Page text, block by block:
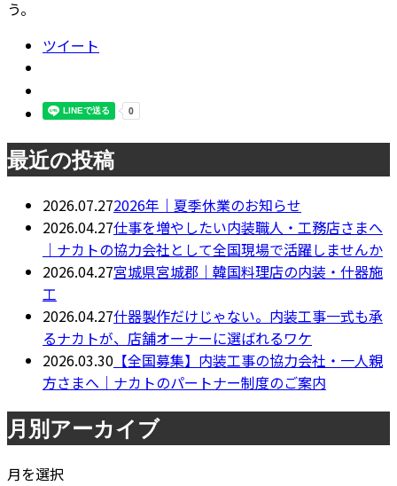
う。
ツイート
最近の投稿
2026.07.272026年｜夏季休業のお知らせ
2026.04.27仕事を増やしたい内装職人・工務店さまへ
｜ナカトの協力会社として全国現場で活躍しませんか
2026.04.27宮城県宮城郡｜韓国料理店の内装・什器施
工
2026.04.27什器製作だけじゃない。内装工事一式も承
るナカトが、店舗オーナーに選ばれるワケ
2026.03.30 【全国募集】内装工事の協力会社・一人親
方さまへ｜ナカトのパートナー制度のご案内
月別アーカイブ
月を選択